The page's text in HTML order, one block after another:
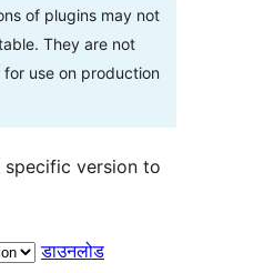
of plugins may not
They are not
use on production
specific version to
डाउनलोड